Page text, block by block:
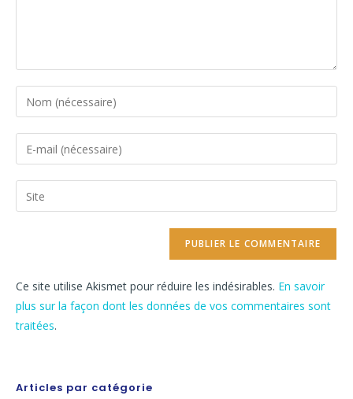
Ce site utilise Akismet pour réduire les indésirables. En savoir
plus sur la façon dont les données de vos commentaires sont
traitées.
Articles par catégorie